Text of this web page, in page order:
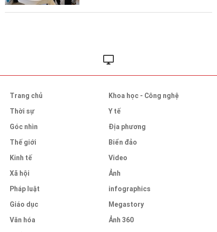
Trang chủ
Thời sự
Góc nhìn
Thế giới
Kinh tế
Xã hội
Pháp luật
Giáo dục
Văn hóa
Khoa học - Công nghệ
Y tế
Địa phương
Biển đảo
Video
Ảnh
infographics
Megastory
Ảnh 360